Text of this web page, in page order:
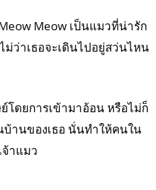
Meow เป็นแมวที่น่ารัก
ว่าเธอจะเดินไปอยู่สว่นไหน
ดยการเข้ามาอ้อน หรือไม่ก็
านของเธอ นั่นทำให้คนใน
าแมว